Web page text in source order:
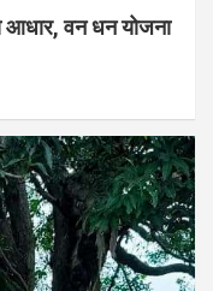
आधार, वन धन योजना